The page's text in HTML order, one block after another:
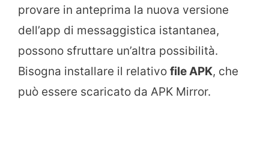
provare in anteprima la nuova versione
dell’app di messaggistica istantanea,
possono sfruttare un’altra possibilità.
Bisogna installare il relativo file APK, che
può essere scaricato da APK Mirror.